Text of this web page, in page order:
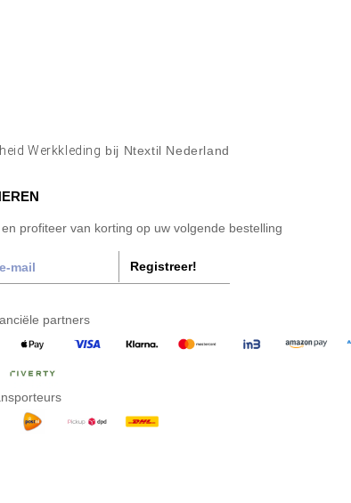
Werkkleding bij Ntextil Nederland
profiteer van korting op uw volgende bestelling
Registreer!
partners